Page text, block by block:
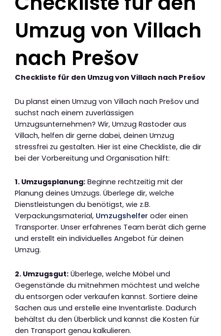
Umzug von Villach
nach Prešov
Checkliste für den Umzug von Villach nach Prešov
Du planst einen Umzug von Villach nach Prešov und
suchst nach einem zuverlässigen
Umzugsunternehmen? Wir, Umzug Rastoder aus
Villach, helfen dir gerne dabei, deinen Umzug
stressfrei zu gestalten. Hier ist eine Checkliste, die dir
bei der Vorbereitung und Organisation hilft:
1. Umzugsplanung: Beginne rechtzeitig mit der
Planung deines Umzugs. Überlege dir, welche
Dienstleistungen du benötigst, wie z.B.
Verpackungsmaterial, Umzugshelfer oder einen
Transporter. Unser erfahrenes Team berät dich gerne
und erstellt ein individuelles Angebot für deinen
Umzug.
2. Umzugsgut: Überlege, welche Möbel und
Gegenstände du mitnehmen möchtest und welche
du entsorgen oder verkaufen kannst. Sortiere deine
Sachen aus und erstelle eine Inventarliste. Dadurch
behältst du den Überblick und kannst die Kosten für
den Transport genau kalkulieren.